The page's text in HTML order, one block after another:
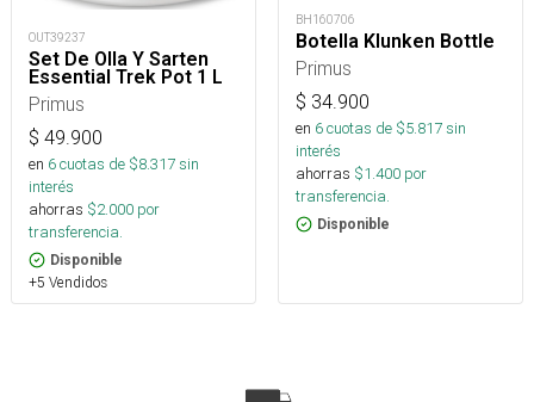
OUT39237
Set De Olla Y Sarten
Essential Trek Pot 1 L
Primus
$ 49.900
en 6cuotas de $8.317sin
interés
ahorras $2.000 por
transferencia.
Disponible
+5 Vendidos
BH160706
Botella Klunken Bottle
Primus
$ 34.900
en 6cuotas de $5.817sin
interés
ahorras $1.400 por
transferencia.
Disponible